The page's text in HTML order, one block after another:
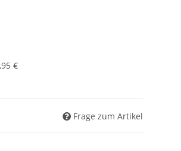
€
Frage zum Artikel